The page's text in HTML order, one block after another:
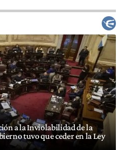
a la Inviolabilidad de la
tuvo que ceder en la Ley